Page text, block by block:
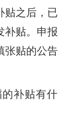
贴之后，已
补贴。申报
张贴的公告
的补贴有什